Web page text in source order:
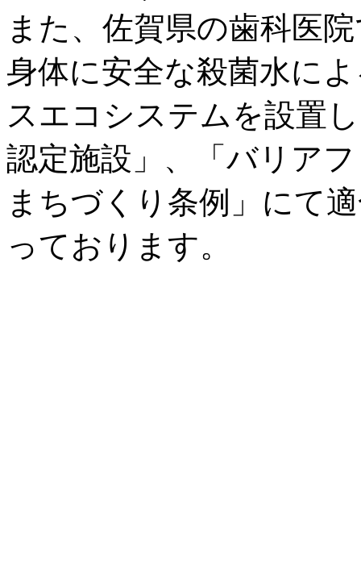
また、佐賀県の歯科医
身体に安全な殺菌水に
スエコシステムを設置
認定施設」、「バリア
まちづくり条例」にて
っております。